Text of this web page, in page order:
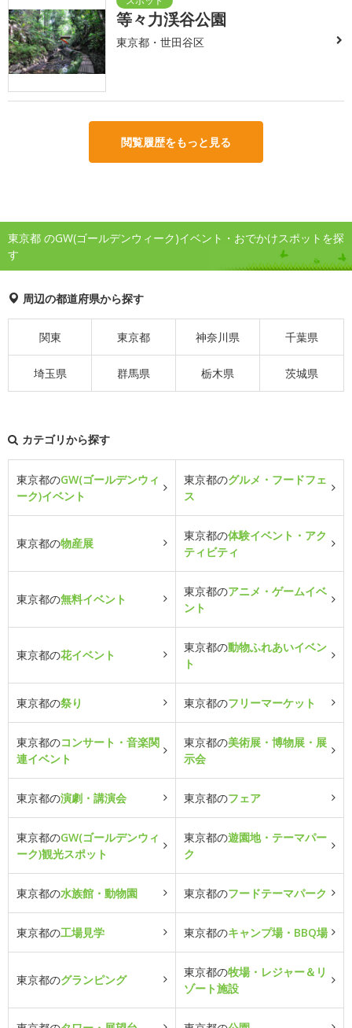
等々力渓谷公園
東京都・世田谷区
閲覧履歴をもっと見る
東京都 のGW(ゴールデンウィーク)イベント・おでかけスポットを探
す
周辺の都道府県から探す
関東 東京都 神奈川県 千葉県
埼玉県 群馬県 栃木県 茨城県
カテゴリから探す
東京都のGW(ゴールデンウィ
ーク)イベント
東京都のグルメ・フードフェ
ス
東京都の物産展
東京都の体験イベント・アク
ティビティ
東京都の無料イベント
東京都のアニメ・ゲームイベ
ント
東京都の花イベント
東京都の動物ふれあいイベン
ト
東京都の祭り 東京都のフリーマーケット
東京都のコンサート・音楽関
連イベント
東京都の美術展・博物展・展
示会
東京都の演劇・講演会 東京都のフェア
東京都のGW(ゴールデンウィ
ーク)観光スポット
東京都の遊園地・テーマパー
ク
東京都の水族館・動物園 東京都のフードテーマパーク
東京都の工場見学 東京都のキャンプ場・BBQ場
東京都のグランピング
東京都の牧場・レジャー＆リ
ゾート施設